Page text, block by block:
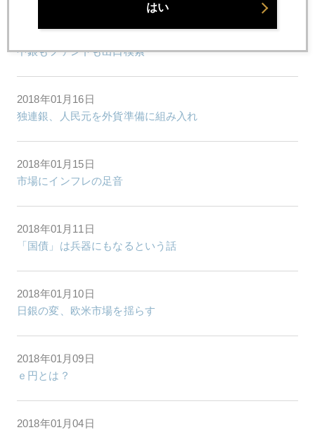
中銀もファンドも出口模索
2018年01月16日
独連銀、人民元を外貨準備に組み入れ
2018年01月15日
市場にインフレの足音
2018年01月11日
「国債」は兵器にもなるという話
2018年01月10日
日銀の変、欧米市場を揺らす
2018年01月09日
ｅ円とは？
2018年01月04日
はい